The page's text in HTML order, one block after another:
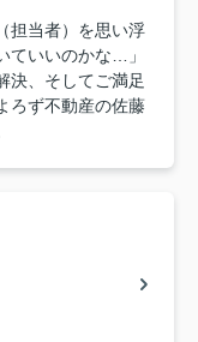
担当者）を思い浮
ていいのかな…」
決、そしてご満足
ろず不動産の佐藤